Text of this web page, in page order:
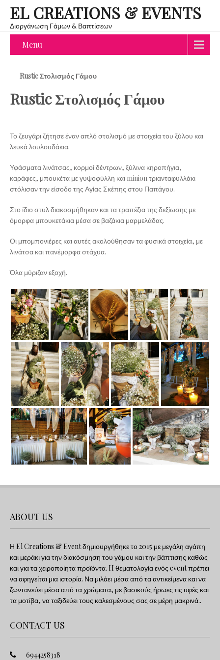
EL CREATIONS & EVENTS
Διοργάνωση Γάμων & Βαπτίσεων
Menu
Rustic Στολισμός Γάμου
Rustic Στολισμός Γάμου
Το ζευγάρι ζήτησε έναν απλό στολισμό με στοιχεία του ξύλου και
λευκά λουλουδάκια.
Υφάσματα λινάτσας, κορμοί δέντρων, ξύλινα κηροπήγια,
καράφες, μπουκέτα με γυψοφύλλη και minion τριανταφυλλάκι
στόλισαν την είσοδο της Αγίας Σκέπης στου Παπάγου.
Στο ίδιο στυλ διακοσμήθηκαν και τα τραπέζια της δεξίωσης με
όμορφα μπουκετάκια μέσα σε βαζάκια μαρμελάδας.
Οι μπομπονιέρες και αυτές ακολούθησαν τα φυσικά στοιχεία, με
λινάτσα και πανέμορφα στάχυα.
Όλα μύριζαν εξοχή.
ABOUT US
Η El Creations & Event δημιουργήθηκε το 2015 με μεγάλη αγάπη
και μεράκι για την διακόσμηση του γάμου και την βάπτισης καθώς
και για τα χειροποίητα προϊόντα. H θεματολογία ενός event πρέπει
να αφηγείται μια ιστορία. Να μιλάει μέσα από τα αντικείμενα και να
ζωντανεύει μέσα από τα χρώματα, με βασικούς ήρωες τις υφές και
τα μοτίβα, να ταξιδεύει τους καλεσμένους σας σε μέρη μακρινά..
CONTACT US
6944258318